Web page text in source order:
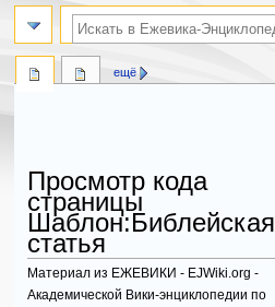
Просмотр кода
страницы
Шаблон:Библейская
статья
Материал из ЕЖЕВИКИ - EJWiki.org -
Академической Вики-энциклопедии по
ещё
поиск по словам